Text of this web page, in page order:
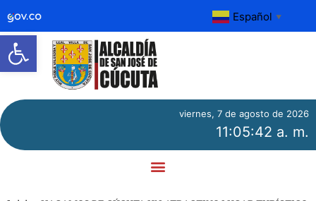
Abrir barra de herramientas
Español ▼
viernes, 7 de agosto de 2026
11:05:43 a. m.